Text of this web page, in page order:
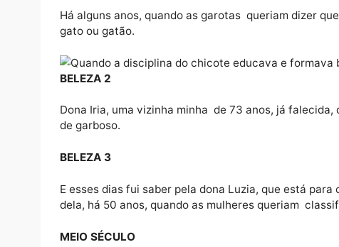
As gerações vão se sucedendo, e os hábitos e
referir a alguém mudaram.
BELEZA
Há alguns anos, quando as garotas queriam
gato ou gatão.
Dona Iria, uma vizinha minha de 73 anos, já
de garboso.